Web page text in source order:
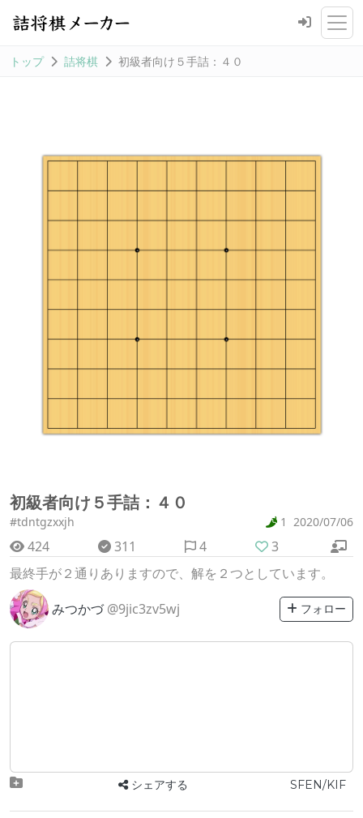
トップ 詰将棋 初級者向け５手詰：４０
初級者向け５手詰：４０
#tdntgzxxjh 1 2020/07/06
424 311 4
3
最終手が２通りありますので、解を２つとしています。
みつかづ @9jic3zv5wj フォロー
シェアする SFEN/KIF